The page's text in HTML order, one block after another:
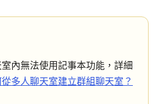
內無法使用記事本功能，詳細
多人聊天室建立群組聊天室？